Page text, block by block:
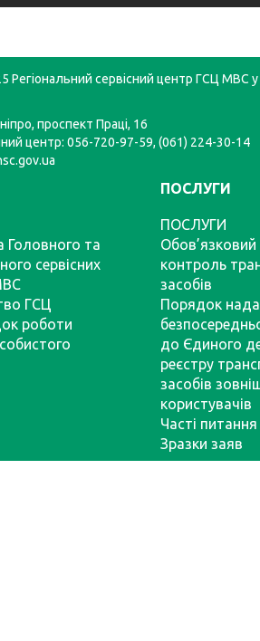
Регіональний сервісний центр ГСЦ МВС у
проспект Праці, 16
центр: 056-720-97-59, (061) 224-30-14
Головного та
сервісних
ГСЦ
роботи
ПОСЛУГИ
ПОСЛУГИ
Обов’язковий
контроль
засобів
Порядок
до Єдиного
реєстру
засобів
користувачів
Часті питання
Зразки заяв